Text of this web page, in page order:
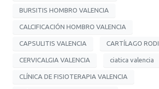
BURSITIS HOMBRO VALENCIA
CALCIFICACIÓN HOMBRO VALENCIA
CAPSULITIS VALENCIA CARTÍLAGO
CERVICALGIA VALENCIA ciatica valencia
CLÍNICA DE FISIOTERAPIA VALENCIA